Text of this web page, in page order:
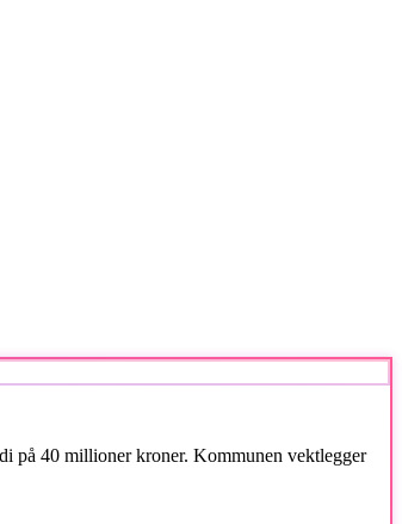
på 40 millioner kroner. Kommunen vektlegger